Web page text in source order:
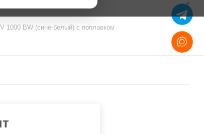
1000 BW (сине-белый) с поплавком